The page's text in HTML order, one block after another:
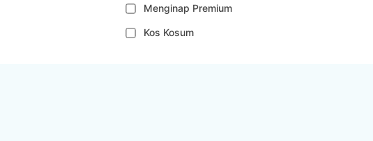
Menginap Premium
Kos Kosum